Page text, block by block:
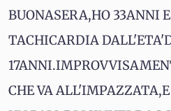
BUONASERA,HO 33ANNI
TACHICARDIA
CHE VA